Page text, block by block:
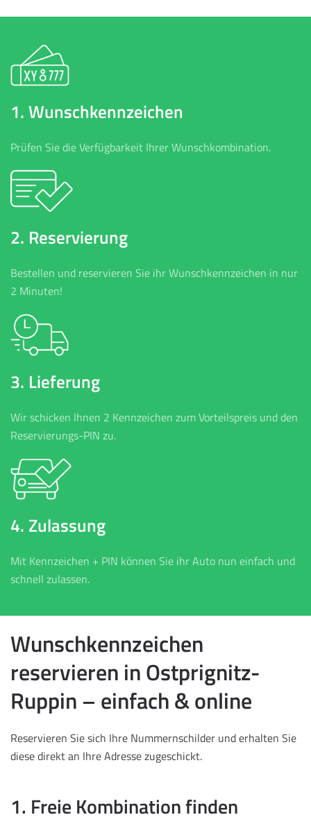
1. Wunschkennzeichen
Prüfen Sie die Verfügbarkeit Ihrer Wunschkombination.
2. Reservierung
Bestellen und reservieren Sie ihr Wunschkennzeichen in nur
2 Minuten!
3. Lieferung
Wir schicken Ihnen 2 Kennzeichen zum Vorteilspreis und den
Reservierungs-PIN zu.
4. Zulassung
Mit Kennzeichen + PIN können Sie ihr Auto nun einfach und
schnell zulassen.
Wunschkennzeichen
reservieren in Ostprignitz-
Ruppin – einfach & online
Reservieren Sie sich Ihre Nummernschilder und erhalten Sie
diese direkt an Ihre Adresse zugeschickt.
1. Freie Kombination finden